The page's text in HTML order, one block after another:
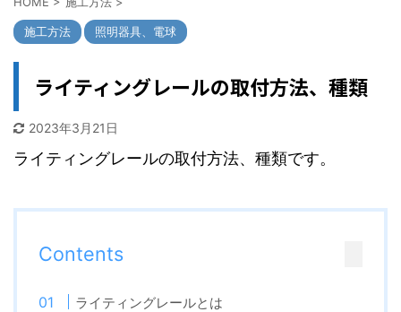
施工方法 照明器具、電球
ライティングレールの取付方法、種類
2023年3月21日
ライティングレールの取付方法、種類です。
Contents
ライティングレールとは